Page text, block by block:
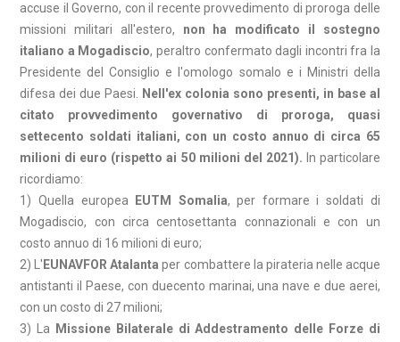
accuse il Governo, con il recente provvedimento di proroga delle
missioni militari all'estero, non ha modificato il sostegno
italiano a Mogadiscio, peraltro confermato dagli incontri fra la
Presidente del Consiglio e l'omologo somalo e i Ministri della
difesa dei due Paesi. Nell'ex colonia sono presenti, in base al
citato provvedimento governativo di proroga, quasi
settecento soldati italiani, con un costo annuo di circa 65
milioni di euro (rispetto ai 50 milioni del 2021). In particolare
ricordiamo:
1) Quella europea
EUTM Somalia, per formare i soldati di
Mogadiscio, con circa centosettanta connazionali e con un
costo annuo di 16 milioni di euro;
2) L' EUNAVFOR Atalanta per combattere la pirateria nelle acque
antistanti il Paese, con duecento marinai, una nave e due aerei,
con un costo di 27 milioni;
3) La
Missione Bilaterale di Addestramento delle Forze di